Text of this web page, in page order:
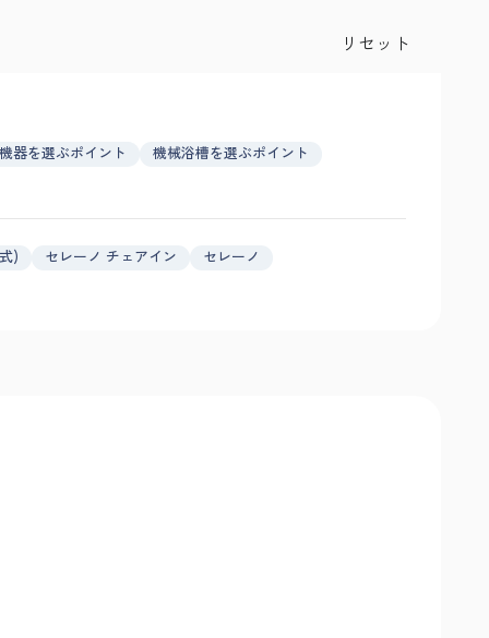
リセット
器を選ぶポイント
機械浴槽を選ぶポイント
) セレーノ チェアイン
セレーノ